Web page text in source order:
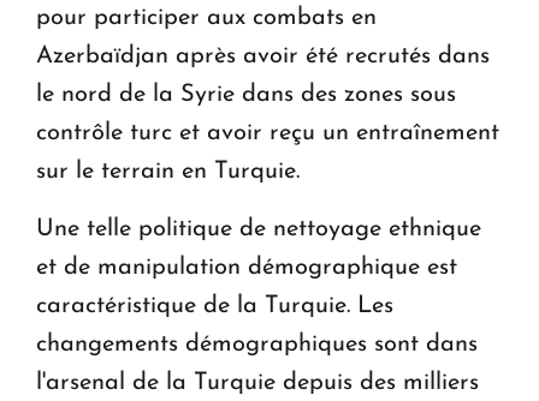
pour participer aux combats en
Azerbaïdjan après avoir été recrutés dans
le nord de la Syrie dans des zones sous
contrôle turc et avoir reçu un entraînement
sur le terrain en Turquie.
Une telle politique de nettoyage ethnique
et de manipulation démographique est
caractéristique de la Turquie. Les
changements démographiques sont dans
l'arsenal de la Turquie depuis des milliers